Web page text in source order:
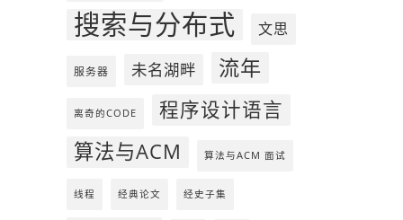
搜索与分布式 文思
服务器 未名湖畔 流年
离奇的CODE 程序设计语言
算法与ACM 算法与ACM 面试
线程 经典论文 经史子集